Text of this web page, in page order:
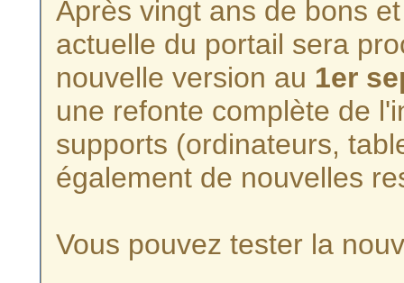
Après vingt ans de bons
actuelle du portail sera
nouvelle version au 1er
une refonte complète de
supports (ordinateurs,
également de nouvelles
Vous pouvez tester la